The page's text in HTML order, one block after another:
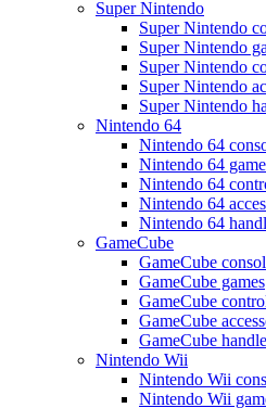
Super Nintendo
Super Nintendo
Super Nintendo
Super Nintendo
Super Nintendo
Super Nintendo
Nintendo 64
Nintendo 64
Nintendo 64
Nintendo 64
Nintendo 64
Nintendo 64
GameCube
GameCube
GameCube games
GameCube
GameCube
GameCube
Nintendo Wii
Nintendo Wii
Nintendo Wii